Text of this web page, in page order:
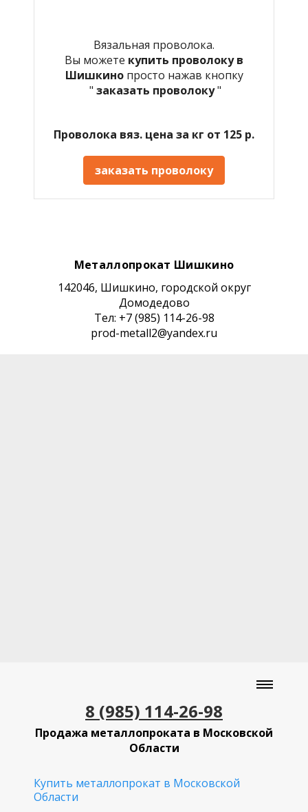
Вязальная проволока.
Вы можете купить проволоку в
Шишкино просто нажав кнопку
" заказать проволоку"
Проволока вяз. цена за кг от 125 р.
заказать проволоку
Металлопрокат Шишкино
142046, Шишкино, городской округ
Домодедово
Тел: +7 (985) 114-26-98
prod-metall2@yandex.ru
8 (985) 114-26-98
Продажа металлопроката в Московской
Области
Купить металлопрокат в Московской
Области